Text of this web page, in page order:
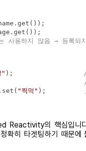
용하지 않음 → 등록되
" );
"찍먹" );
Reactivity의 핵심입니
확히 타겟팅하기 때문에